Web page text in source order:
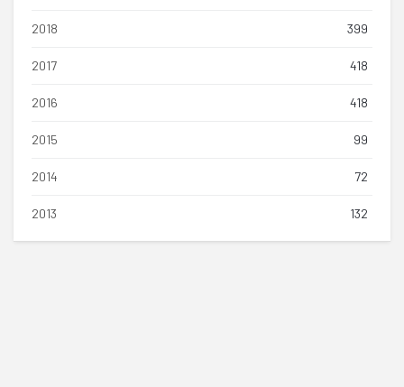
2018 399
2017 418
2016 418
2015 99
2014 72
2013 132